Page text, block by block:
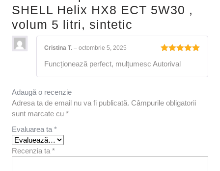
SHELL Helix HX8 ECT 5W30 ,
volum 5 litri, sintetic
5din 5
Cristina T. – octombrie 5, 2025
Funcționează perfect, mulțumesc Autorival
Adaugă o recenzie
Adresa ta de email nu va fi publicată. Câmpurile obligatorii
sunt marcate cu *
Evaluarea ta *
Recenzia ta *